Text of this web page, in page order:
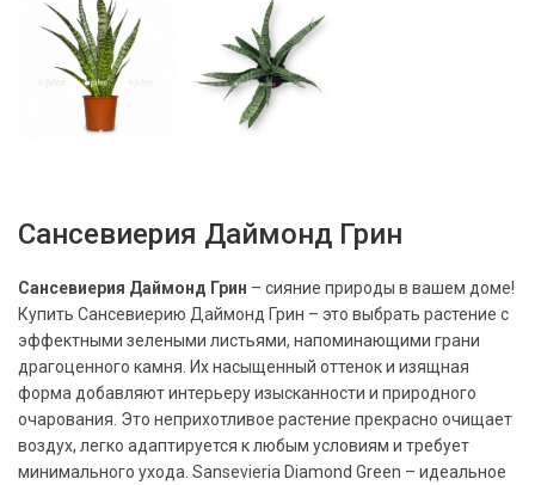
Сансевиерия Даймонд Грин
Сансевиерия Даймонд Грин – сияние природы в вашем доме!
Купить Сансевиерию Даймонд Грин – это выбрать растение с
эффектными зелеными листьями, напоминающими грани
драгоценного камня. Их насыщенный оттенок и изящная
форма добавляют интерьеру изысканности и природного
очарования. Это неприхотливое растение прекрасно очищает
воздух, легко адаптируется к любым условиям и требует
минимального ухода. Sansevieria Diamond Green – идеальное